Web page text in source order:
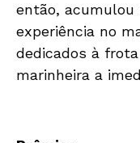
então, acumulou
experiência no
dedicados à
marinheira a